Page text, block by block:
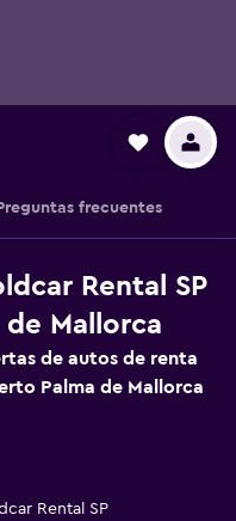
Preguntas frecuentes
Rental SP
Mallorca
de autos de renta
Palma de Mallorca
Rental SP